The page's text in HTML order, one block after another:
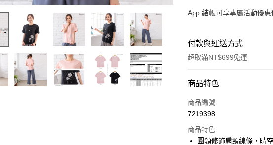
App 結帳可享專屬活動優惠
付款與運送方式
超取滿NT$699免運
付款方式
信用卡一次付款
LINE Pay
商品特色
商品編號
7219398
商品特色
圓領修飾肩頸線條，晴